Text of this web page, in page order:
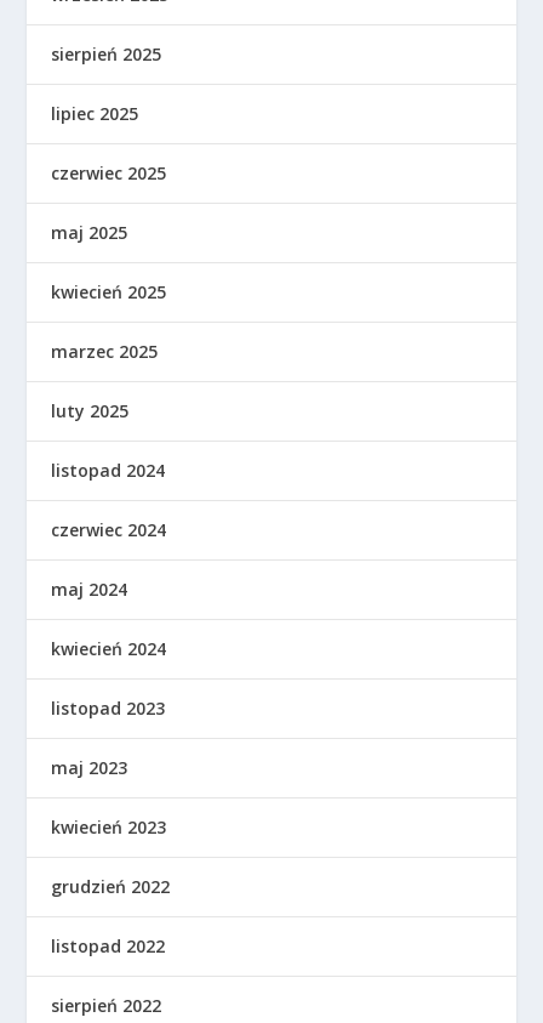
sierpień 2025
lipiec 2025
czerwiec 2025
maj 2025
kwiecień 2025
marzec 2025
luty 2025
listopad 2024
czerwiec 2024
maj 2024
kwiecień 2024
listopad 2023
maj 2023
kwiecień 2023
grudzień 2022
listopad 2022
sierpień 2022